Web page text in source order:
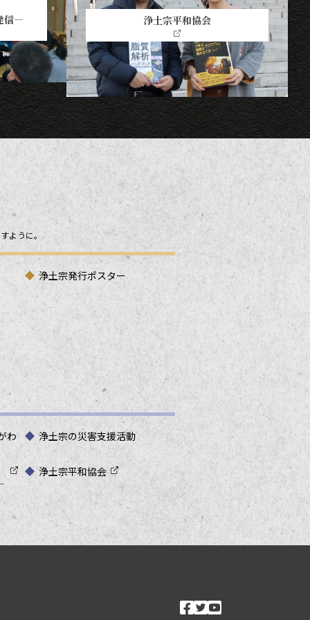
信― 浄土宗平和協会
ように。
浄土宗発行ポスター
わ 浄土宗の災害支援活動
浄土宗平和協会
ソーシャル
facebook
twitter